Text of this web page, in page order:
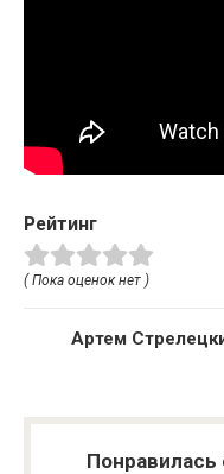
Рейтинг
( Пока оценок нет )
Артем
Понравилась